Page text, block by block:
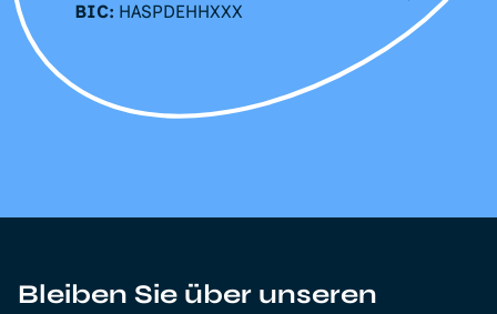
BIC: HASPDEHHXXX
Bleiben Sie über unseren